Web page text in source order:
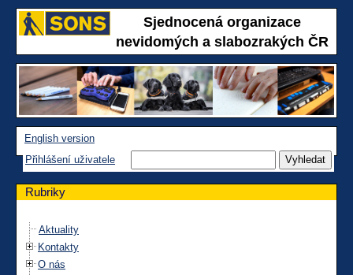
Sjednocená organizace
nevidomých a slabozrakých ČR
English version
Přihlášení uživatele
Rubriky
Aktuality
Kontakty
O nás